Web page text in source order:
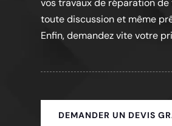
vos travaux de réparation de
toute discussion et même
Enfin, demandez vite votre
DEMANDER UN DEVIS